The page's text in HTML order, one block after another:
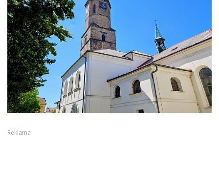
Reklama